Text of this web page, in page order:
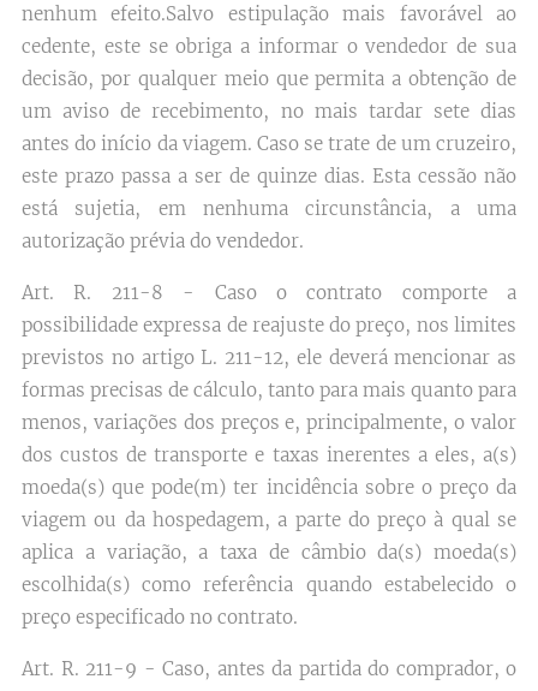
nenhum efeito.Salvo estipulação mais favorável ao
cedente, este se obriga a informar o vendedor de sua
decisão, por qualquer meio que permita a obtenção de
um aviso de recebimento, no mais tardar sete dias
antes do início da viagem. Caso se trate de um cruzeiro,
este prazo passa a ser de quinze dias. Esta cessão não
está sujetia, em nenhuma circunstância, a uma
autorização prévia do vendedor.
Art. R. 211-8 - Caso o contrato comporte a
possibilidade expressa de reajuste do preço, nos limites
previstos no artigo L. 211-12, ele deverá mencionar as
formas precisas de cálculo, tanto para mais quanto para
menos, variações dos preços e, principalmente, o valor
dos custos de transporte e taxas inerentes a eles, a(s)
moeda(s) que pode(m) ter incidência sobre o preço da
viagem ou da hospedagem, a parte do preço à qual se
aplica a variação, a taxa de câmbio da(s) moeda(s)
escolhida(s) como referência quando estabelecido o
preço especificado no contrato.
Art. R. 211-9 - Caso, antes da partida do comprador, o